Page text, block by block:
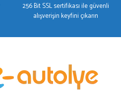
256 Bit SSL sertifikası ile güvenli
alışverişin keyfini çıkarın